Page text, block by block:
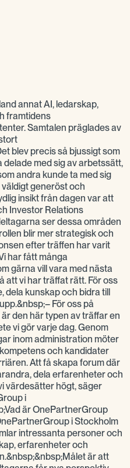
annat AI, ledarskap,
framtidens
Samtalen präglades av
blev precis så bjussigt som
med sig av arbetssätt,
andra kunde ta med sig
generöst och
insikt från dagen var att
Investor Relations
ser dessa områden
blir mer strategisk och
efter träffen har varit
har fått många
gärna vill vara med nästa
att vi har träffat rätt. För oss
dela kunskap och bidra till
För oss på
den här typen av träffar en
vi gör varje dag. Genom
inom administration möter
och kandidater
Att få skapa forum där
dela erfarenheter och
värdesätter högt, säger
i
är OnePartnerGroup
i Stockholm
intressanta personer och
erfarenheter och
är att